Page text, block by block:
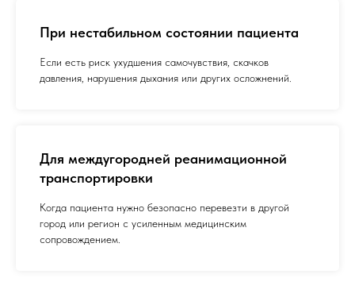
При нестабильном состоянии пациента
Если есть риск ухудшения самочувствия, скачков
давления, нарушения дыхания или других осложнений.
Для междугородней реанимационной
транспортировки
Когда пациента нужно безопасно перевезти в другой
город или регион с усиленным медицинским
сопровождением.